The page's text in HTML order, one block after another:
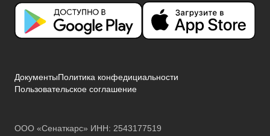
ДокументыПолитика конфедициальности
Пользовательское соглашение
ООО «Сенаткарс» ИНН: 2543177519